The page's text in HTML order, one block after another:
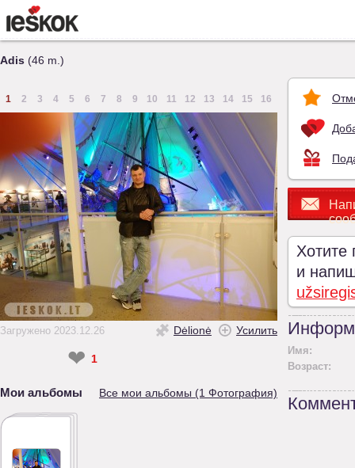
Adis (46 m.)
1 2 3 4 5 6 7 8 9 10 11 12 13 14 15 16
Загружено 2023.12.26 Dėlionė Усилить
❤ 1
Мои альбомы Все мои альбомы (1 Фотография)
Хотите
и
Имя:
Возраст: